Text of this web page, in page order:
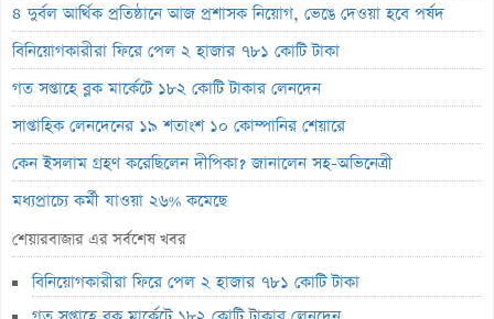
৪ দুর্বল আর্থিক প্রতিষ্ঠানে আজ প্রশাসক নিয়োগ, ভেঙে দেওয়া হবে পর্ষদ
বিনিয়োগকারীরা ফিরে পেল ২ হাজার ৭৮১ কোটি টাকা
গত সপ্তাহে ব্লক মার্কেটে ১৮২ কোটি টাকার লেনদেন
সাপ্তাহিক লেনদেনের ১৯ শতাংশ ১০ কোম্পানির শেয়ারে
কেন ইসলাম গ্রহণ করেছিলেন দীপিকা? জানালেন সহ-অভিনেত্রী
মধ্যপ্রাচ্যে কর্মী যাওয়া ২৬% কমেছে
স্বর্ণ খাতকে আনুষ্ঠানিক শিল্পে আনতে নতুন নীতিমালা
এসআইবিএল থেকেও প্রশাসক প্রত্যাহার
৮০০ কোটি টাকার বন্ড জালিয়াতি তদন্তে সিআইডি
শেয়ারবাজার এর সর্বশেষ খবর
বিনিয়োগকারীরা ফিরে পেল ২ হাজার ৭৮১ কোটি টাকা